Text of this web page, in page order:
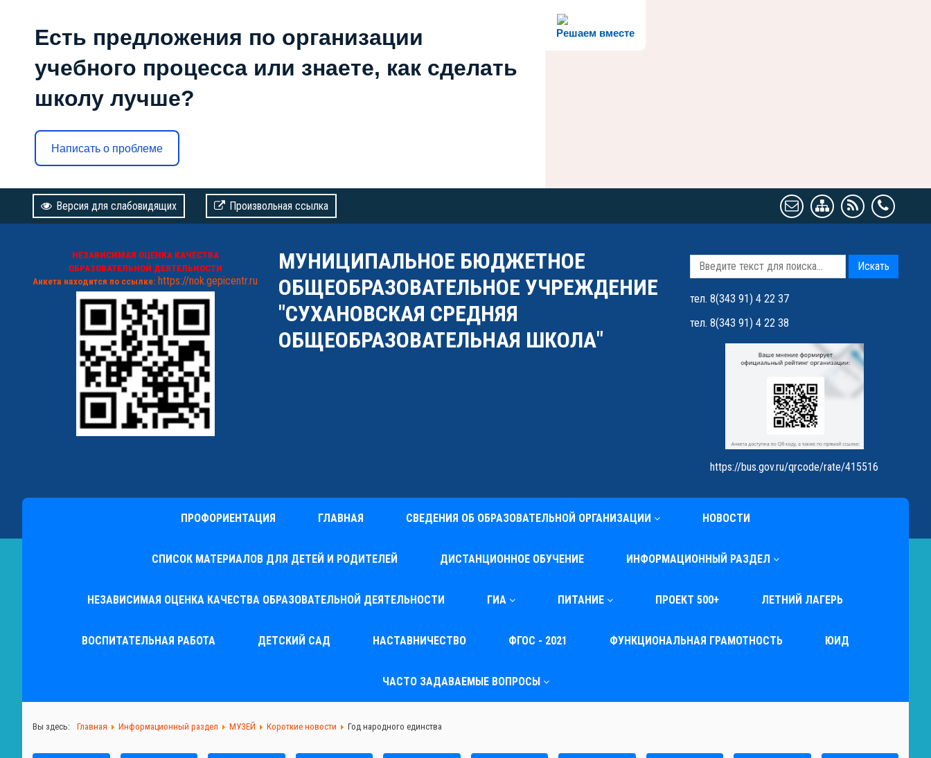
Решаем вместе
Есть предложения по организации
учебного процесса или знаете, как сделать
школу лучше?
Написать о проблеме
Версия для слабовидящих Произвольная ссылка
НЕЗАВИСИМАЯ ОЦЕНКА КАЧЕСТВА
ОБРАЗОВАТЕЛЬНОЙ ДЕЯТЕЛЬНОСТИ
Анкета находится по ссылке: https://nok.gepicentr.ru
МУНИЦИПАЛЬНОЕ БЮДЖЕТНОЕ
ОБЩЕОБРАЗОВАТЕЛЬНОЕ УЧРЕЖДЕНИЕ
"СУХАНОВСКАЯ СРЕДНЯЯ
ОБЩЕОБРАЗОВАТЕЛЬНАЯ ШКОЛА"
Искать
тел. 8(343 91) 4 22 37
тел. 8(343 91) 4 22 38
https://bus.gov.ru/qrcode/rate/415516
ПРОФОРИЕНТАЦИЯ ГЛАВНАЯ СВЕДЕНИЯ ОБ ОБРАЗОВАТЕЛЬНОЙ ОРГАНИЗАЦИИ НОВОСТИ
СПИСОК МАТЕРИАЛОВ ДЛЯ ДЕТЕЙ И РОДИТЕЛЕЙ ДИСТАНЦИОННОЕ ОБУЧЕНИЕ ИНФОРМАЦИОННЫЙ РАЗДЕЛ
НЕЗАВИСИМАЯ ОЦЕНКА КАЧЕСТВА ОБРАЗОВАТЕЛЬНОЙ ДЕЯТЕЛЬНОСТИ ГИА ПИТАНИЕ ПРОЕКТ 500+ ЛЕТНИЙ ЛАГЕРЬ
ВОСПИТАТЕЛЬНАЯ РАБОТА ДЕТСКИЙ САД НАСТАВНИЧЕСТВО ФГОС - 2021 ФУНКЦИОНАЛЬНАЯ ГРАМОТНОСТЬ ЮИД
ЧАСТО ЗАДАВАЕМЫЕ ВОПРОСЫ
Вы здесь: Главная Информационный раздел МУЗЕЙ Короткие новости Год народного единства